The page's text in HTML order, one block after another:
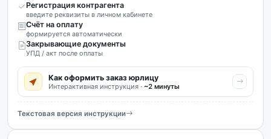
Регистрация контрагента
введите реквизиты в личном кабинете
Счёт на оплату
формируется автоматически
Закрывающие документы
УПД / акт после оплаты
Как оформить заказ юрлицу
Интерактивная инструкция · ~2 минуты
Текстовая версия инструкции